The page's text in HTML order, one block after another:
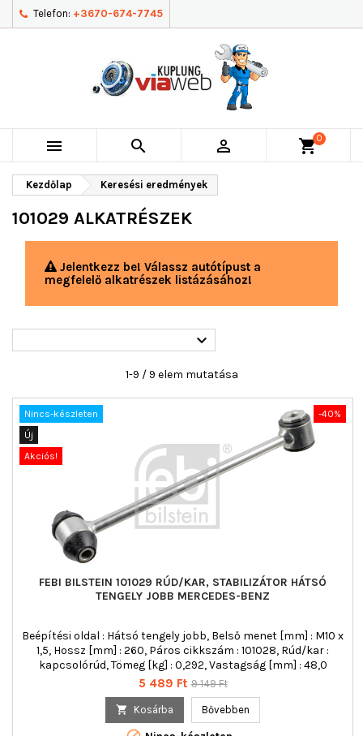
Telefon: +3670-674-7745
   shopping_cart0
Kezdőlap Keresési eredmények
101029 ALKATRÉSZEK
Jelentkezz be! Válassz autótípust a
megfelelő alkatrészek listázásához!

1-9 / 9 elem mutatása
-40%
Nincs-készleten
Új
Akciós!
FEBI BILSTEIN 101029 RÚD/KAR, STABILIZÁTOR HÁTSÓ
TENGELY JOBB MERCEDES-BENZ
Beépítési oldal : Hátsó tengely jobb, Belső menet [mm] : M10 x
1,5, Hossz [mm] : 260, Páros cikkszám : 101028, Rúd/kar :
kapcsolórúd, Tömeg [kg] : 0,292, Vastagság [mm] : 48,0
Ár
5 489 Ft Normál
9 149 Ft
 Kosárba Bővebben